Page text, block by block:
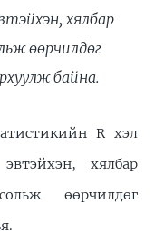
хялбар
өөрчилдөг
байна.
R хэл
хялбар
өөрчилдөг